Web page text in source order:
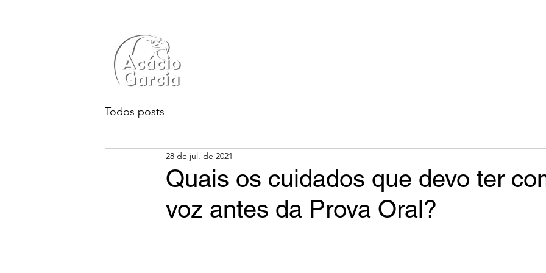
Todos posts
Quais os cuidados que devo ter
voz antes da Prova Oral?
28 de jul. de 2021